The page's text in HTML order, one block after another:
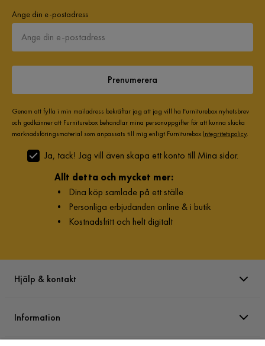
Ange din e-postadress
Prenumerera
Genom att fylla i min mailadress bekräftar jag att jag vill ha Furniturebox nyhetsbrev
och godkänner att Furniturebox behandlar mina personuppgifter för att kunna skicka
marknadsföringsmaterial som anpassats till mig enligt Furniturebox Integritetspolicy.
Ja, tack! Jag vill även skapa ett konto till Mina sidor.
Allt detta och mycket mer:
• Dina köp samlade på ett ställe
• Personliga erbjudanden online & i butik
• Kostnadsfritt och helt digitalt
Hjälp & kontakt
Information